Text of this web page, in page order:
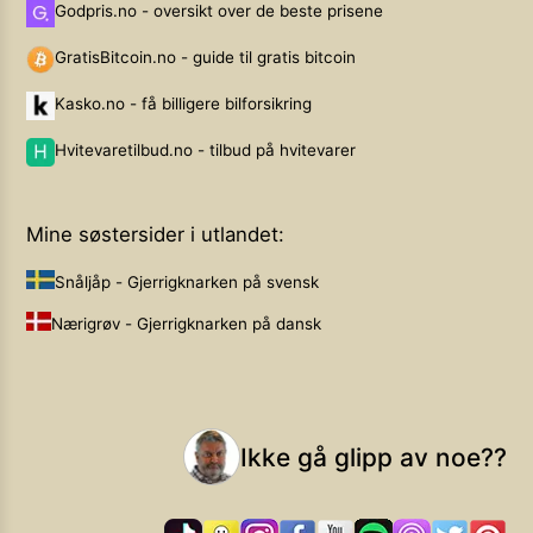
Godpris.no - oversikt over de beste prisene
GratisBitcoin.no - guide til gratis bitcoin
Kasko.no - få billigere bilforsikring
Hvitevaretilbud.no - tilbud på hvitevarer
Mine søstersider i utlandet:
Snåljåp - Gjerrigknarken på svensk
Nærigrøv - Gjerrigknarken på dansk
Ikke gå glipp av noe??